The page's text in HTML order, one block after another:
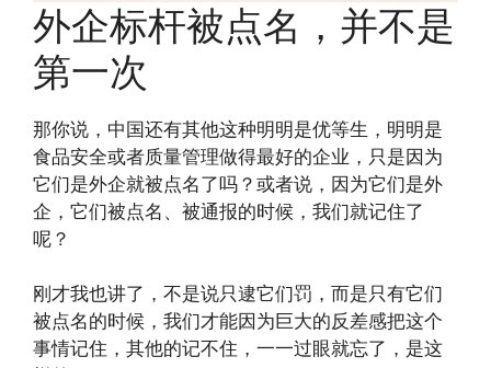
外企标杆被点名，并不是
第一次
那你说，中国还有其他这种明明是优等生，明明是
食品安全或者质量管理做得最好的企业，只是因为
它们是外企就被点名了吗？或者说，因为它们是外
企，它们被点名、被通报的时候，我们就记住了
呢？
刚才我也讲了，不是说只逮它们罚，而是只有它们
被点名的时候，我们才能因为巨大的反差感把这个
事情记住，其他的记不住，一一过眼就忘了，是这